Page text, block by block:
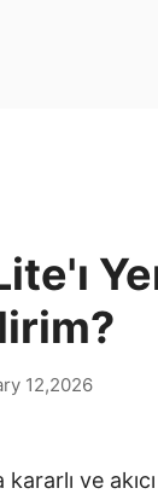
12,2026
ve